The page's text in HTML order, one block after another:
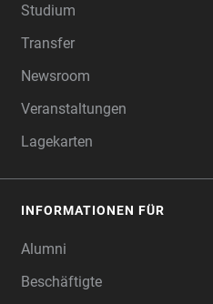
Studium
Transfer
Newsroom
Veranstaltungen
Lagekarten
INFORMATIONEN FÜR
Alumni
Beschäftigte